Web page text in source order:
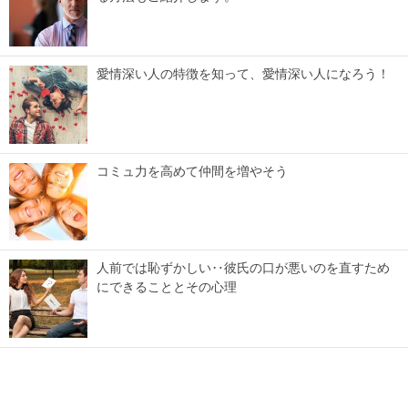
愛情深い人の特徴を知って、愛情深い人になろう！
コミュ力を高めて仲間を増やそう
人前では恥ずかしい‥彼氏の口が悪いのを直すため
にできることとその心理